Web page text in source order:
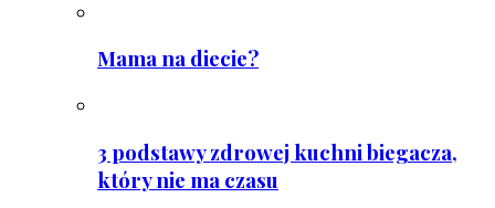
Mama na diecie?
3 podstawy zdrowej kuchni biegacza,
który nie ma czasu